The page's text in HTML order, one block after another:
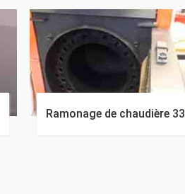
Ramonage de chaudière 33